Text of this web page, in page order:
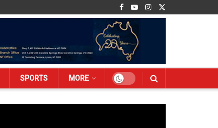
SPORTS MORE